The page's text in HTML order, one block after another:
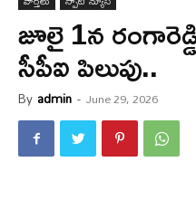
జూలై 1న
సీపీఐ పిలుపు..
By admin - June 29, 2026